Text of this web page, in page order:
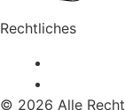
Rechtliches
© 2026 Alle